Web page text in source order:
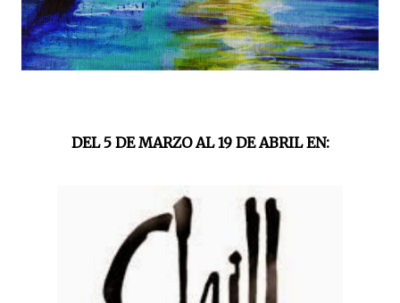
DEL 5 DE MARZO AL 19 DE ABRIL EN: